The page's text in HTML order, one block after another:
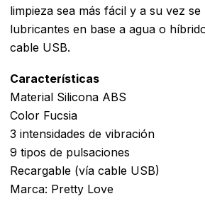
limpieza sea más fácil y a su vez
lubricantes en base a agua o
cable USB.
Características
Material Silicona ABS
Color Fucsia
3 intensidades de vibración
9 tipos de pulsaciones
Recargable (vía cable USB)
Marca: Pretty Love